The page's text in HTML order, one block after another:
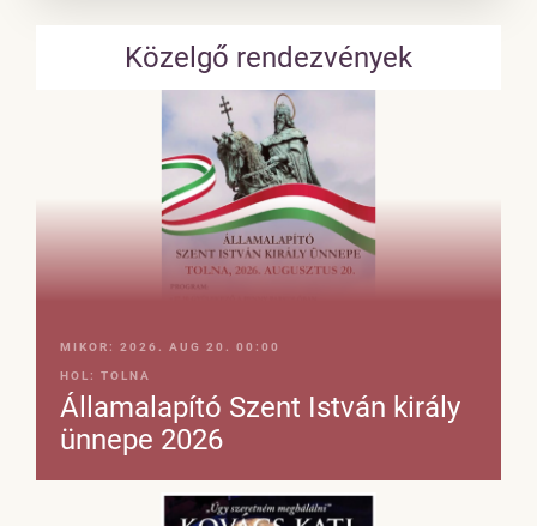
Közelgő rendezvények
MIKOR: 2026. AUG 20. 00:00
HOL: TOLNA
Államalapító Szent István király
ünnepe 2026